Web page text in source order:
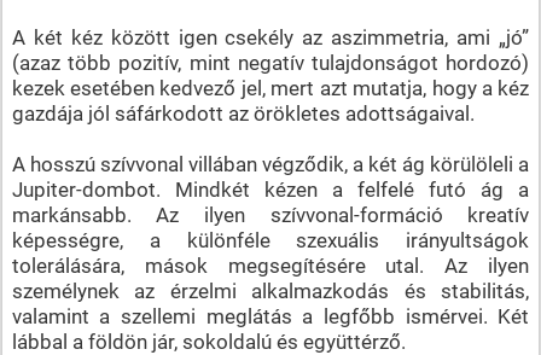
A két kéz között igen csekély az aszimmetria, ami „jó”
(azaz több pozitív, mint negatív tulajdonságot hordozó)
kezek esetében kedvező jel, mert azt mutatja, hogy a kéz
gazdája jól sáfárkodott az örökletes adottságaival.
A hosszú szívvonal villában végződik, a két ág körülöleli a
Jupiter-dombot. Mindkét kézen a felfelé futó ág a
markánsabb. Az ilyen szívvonal-formáció kreatív
képességre, a különféle szexuális irányultságok
tolerálására, mások megsegítésére utal. Az ilyen
személynek az érzelmi alkalmazkodás és stabilitás,
valamint a szellemi meglátás a legfőbb ismérvei. Két
lábbal a földön jár, sokoldalú és együttérző.